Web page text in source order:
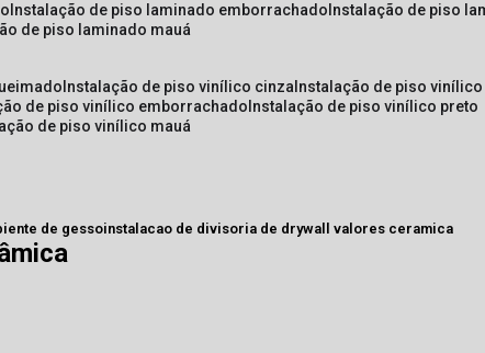
instalação de piso laminado emborrachado instalação de piso
de piso laminado mauá
instalação de piso vinílico cinza instalação de piso
de piso vinílico emborrachado instalação de piso vinílico preto
de piso vinílico mauá
de gessoinstalacao de divisoria de drywall valores ceramica